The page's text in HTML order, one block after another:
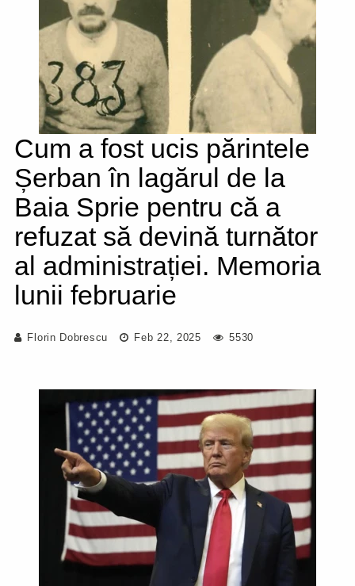
Cum a fost ucis părintele
Șerban în lagărul de la
Baia Sprie pentru că a
refuzat să devină turnător
al administrației. Memoria
lunii februarie
Florin Dobrescu Feb 22, 2025 5530